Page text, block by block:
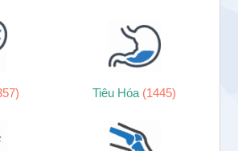
Tiêu Hóa (1445)